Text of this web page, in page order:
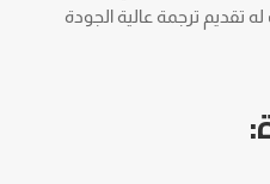
تقديم ترجمة عالية الجودة